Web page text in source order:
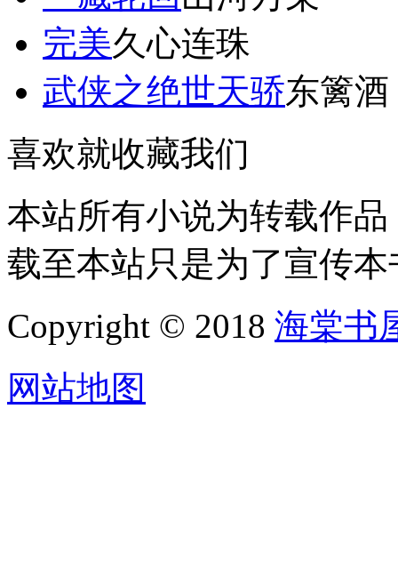
完美久心连珠
武侠之绝世天骄东篱酒
喜欢就收藏我们
本站所有小说为转载作
载至本站只是为了宣传
Copyright © 2018 海棠书
网站地图